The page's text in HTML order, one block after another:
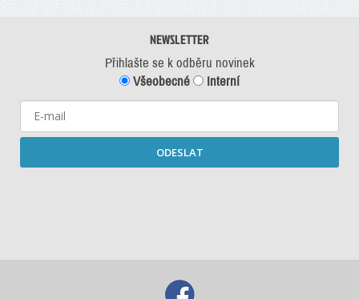
NEWSLETTER
Přihlašte se k odběru novinek
Všeobecné
Interní
ODESLAT